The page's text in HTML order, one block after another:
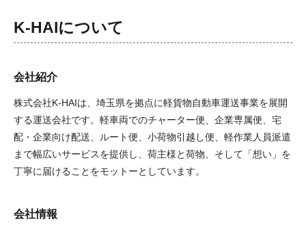
K-HAIについて
会社紹介
株式会社K‑HAIは、埼玉県を拠点に軽貨物自動車運送事業を展開
する運送会社です。軽車両でのチャーター便、企業専属便、宅
配・企業向け配送、ルート便、小荷物引越し便、軽作業人員派遣
まで幅広いサービスを提供し、荷主様と荷物、そして「想い」を
丁寧に届けることをモットーとしています。
会社情報